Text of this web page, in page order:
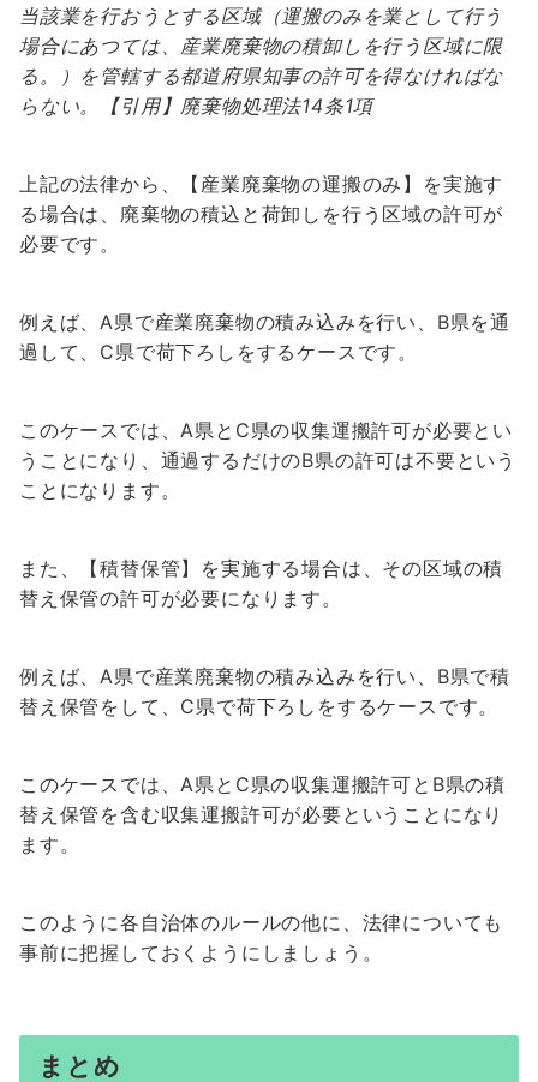
当該業を行おうとする区域（運搬のみを業として行う
場合にあつては、産業廃棄物の積卸しを行う区域に限
る。）を管轄する都道府県知事の許可を得なければな
らない。【引用】廃棄物処理法14条1項
上記の法律から、
【産業廃棄物の運搬のみ】を実施す
る場合は、廃棄物の積込と荷卸しを行う区域の許可が
必要です。
例えば、A県で産業廃棄物の積み込みを行い、B県を通
過して、C県で荷下ろしをするケースです。
このケースでは、A県とC県の収集運搬許可が必要とい
うことになり、 通過するだけのB県の許可は不要という
ことになります。
また、【積替保管】を実施する場合は、その区域の積
替え保管の許可が必要になります。
例えば、A県で産業廃棄物の積み込みを行い、B県で積
替え保管をして、C県で荷下ろしをするケースです。
このケースでは、A県とC県の収集運搬許可とB県の積
替え保管を含む収集運搬許可が必要ということになり
ます。
このように各自治体のルールの他に、法律についても
事前に把握しておくようにしましょう。
まとめ